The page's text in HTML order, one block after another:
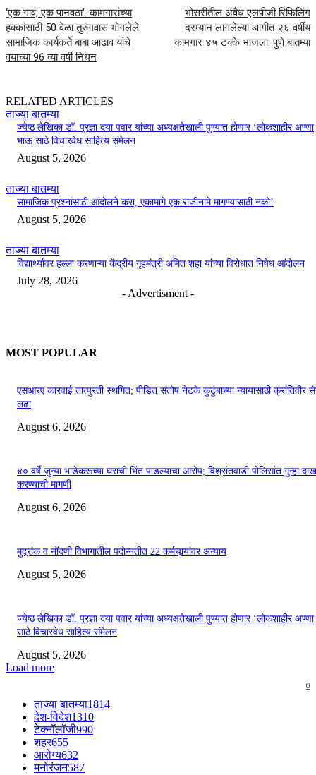
‘एक गाव, एक पानवठा’: कामगारांच्या
हक्कांसाठी 50 वेळा तुरुंगवास भोगलेले
सामाजिक कार्यकर्ते बाबा आढाव यांचे
वयाच्या 96 व्या वर्षी निधन
भोसरीतील अवैध एलपीजी रिफिलिंग
दरम्यान लागलेल्या आगीत २६ वर्षीय
कामगार ४५ टक्के भाजला. पुणे बातम्या
RELATED ARTICLES
ताज्या बातम्या
ज्येष्ठ लेखिका डॉ. प्रज्ञा दया पवार यांच्या अध्यक्षतेखाली पुण्यात होणार ‘लोकशाहीर अण्णा
भाऊ साठे विचारवेध साहित्य संमेलन
August 5, 2026
ताज्या बातम्या
सामाजिक प्रश्नांसाठी आंदोलने करा, एकामागे एक राजीनामे मागण्यासाठी नको’
August 5, 2026
ताज्या बातम्या
विद्यार्थ्यांवर हल्ला करणाऱ्या केंद्रीय गृहमंत्री अमित शहा यांच्या विरोधात निषेध आंदोलन
July 28, 2026
- Advertisment -
MOST POPULAR
एसआरए कारवाई तात्पुरती स्थगित; पीडित संतोष नेटके कुटुंबाच्या न्यायासाठी क्रांतिवीर
लढा
August 6, 2026
४० वर्षे जुन्या भाडेकरूच्या घराची भिंत पाडल्याचा आरोप; विश्रांतवाडी पोलिसांत गुन्हा
करण्याची मागणी
August 6, 2026
मुद्रांक व नोंदणी विभागातील पदोन्नतीत 22 कर्मचार्‍यांवर अन्याय
August 5, 2026
ज्येष्ठ लेखिका डॉ. प्रज्ञा दया पवार यांच्या अध्यक्षतेखाली पुण्यात होणार ‘लोकशाहीर
साठे विचारवेध साहित्य संमेलन
August 5, 2026
Load more
0
ताज्या बातम्या1814
देश-विदेश1310
टेक्नॉलॉजी990
शहर655
आरोग्य632
मनोरंजन587